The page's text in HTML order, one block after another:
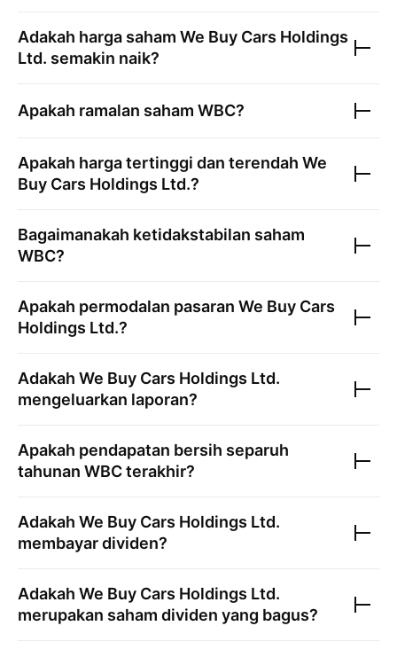
Adakah harga saham We Buy Cars Holdings
Ltd. semakin naik?
Apakah ramalan saham WBC?
Apakah harga tertinggi dan terendah We
Buy Cars Holdings Ltd.?
Bagaimanakah ketidakstabilan saham
WBC?
Apakah permodalan pasaran We Buy Cars
Holdings Ltd.?
Adakah We Buy Cars Holdings Ltd.
mengeluarkan laporan?
Apakah pendapatan bersih separuh
tahunan WBCterakhir?
Adakah We Buy Cars Holdings Ltd.
membayar dividen?
Adakah We Buy Cars Holdings Ltd.
merupakan saham dividen yang bagus?